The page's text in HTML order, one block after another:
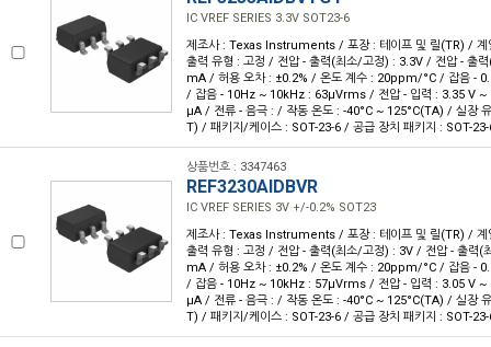
IC VREF SERIES 3.3V SOT23-6
제조사 : Texas Instruments / 포장 : 테이프 및 릴(TR) / 계
출력 유형 : 고정 / 전압 - 출력(최소/고정) : 3.3V / 전압 - 출
mA / 허용 오차 : ±0.2% / 온도 계수 : 20ppm/°C / 잡음 -
/ 잡음 - 10Hz ~ 10kHz : 63µVrms / 전압 - 입력 : 3.35 V ~
µA / 전류 - 음극 : / 작동 온도 : -40°C ~ 125°C(TA) / 실장
T) / 패키지/케이스 : SOT-23-6 / 공급 장치 패키지 : SOT-23-
상품번호 : 3347463
REF3230AIDBVR
IC VREF SERIES 3V +/-0.2% SOT23
제조사 : Texas Instruments / 포장 : 테이프 및 릴(TR) / 계
출력 유형 : 고정 / 전압 - 출력(최소/고정) : 3V / 전압 - 출력(
mA / 허용 오차 : ±0.2% / 온도 계수 : 20ppm/°C / 잡음 -
/ 잡음 - 10Hz ~ 10kHz : 57µVrms / 전압 - 입력 : 3.05 V ~
µA / 전류 - 음극 : / 작동 온도 : -40°C ~ 125°C(TA) / 실장
T) / 패키지/케이스 : SOT-23-6 / 공급 장치 패키지 : SOT-23-